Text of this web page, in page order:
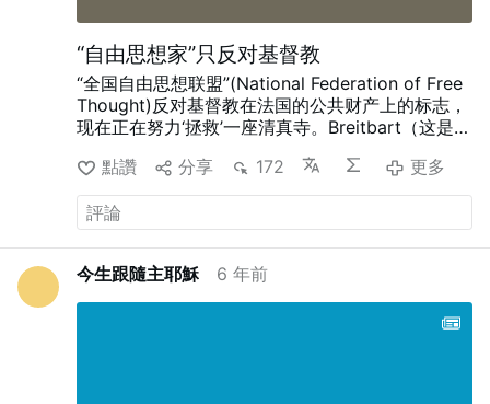
“自由思想家”只反对基督教
“全国自由思想联盟”(National Federation of Free
Thought)反对基督教在法国的公共财产上的标志，
现在正在努力‘拯救’一座清真寺。Breitbart（这是一
最新的头条新闻，最热门的新闻和分析资源等。该
网站提供的新闻内容十分广泛，包括电视新闻、体
育新闻、出版新闻、政府大记事以及会议相关的资
讯等。）11月20日)消息称“这是一个奇怪的转折”。
架上的若望·保禄二世塑像移除。现在他们支持在巴
黎附近为维护清真寺而战斗的克里奇穆斯林。 在此
之前，联邦政府为了加强对伊斯兰饮食和习俗的尊
點讚 分享 172 更多
今生跟隨主耶穌 6 年前